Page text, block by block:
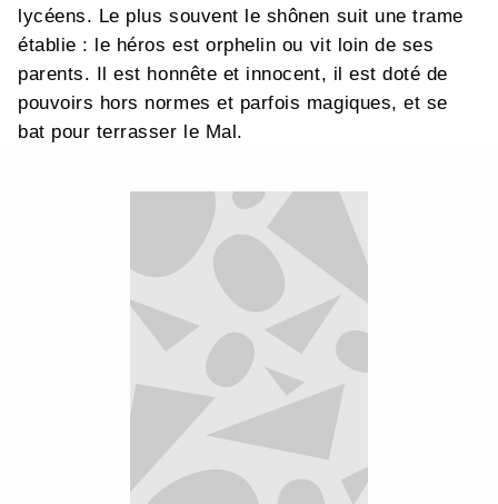
lycéens. Le plus souvent le shônen suit une trame
établie : le héros est orphelin ou vit loin de ses
parents. Il est honnête et innocent, il est doté de
pouvoirs hors normes et parfois magiques, et se
bat pour terrasser le Mal.